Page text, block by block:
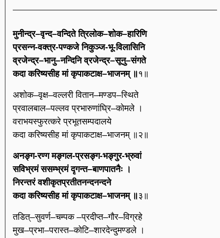
मुनीन्द्र–वृन्द–वन्दिते त्रिलोक–शोक–हारिणि
प्रसन्न-वक्त्र-पण्कजे निकुञ्ज-भू-विलासिनि
व्रजेन्द्र–भानु–नन्दिनि व्रजेन्द्र–सूनु–संगते
कदा करिष्यसीह मां कृपाकटाक्ष–भाजनम् ॥ १॥
अशोक–वृक्ष–वल्लरी वितान–मण्डप–स्थिते
प्रवालबाल–पल्लव प्रभारुणांघ्रि–कोमले ।
वराभयस्फुरत्करे प्रभूतसम्पदालये
कदा करिष्यसीह मां कृपाकटाक्ष–भाजनम् ॥२॥
अनङ्ग-रण्ग मङ्गल-प्रसङ्ग-भङ्गुर-भ्रुवां
सविभ्रमं ससम्भ्रमं दृगन्त–बाणपातनैः ।
निरन्तरं वशीकृतप्रतीतनन्दनन्दने
कदा करिष्यसीह मां कृपाकटाक्ष–भाजनम् ॥ ३॥
तडित्–सुवर्ण–चम्पक –प्रदीप्त–गौर–विग्रहे
मुख–प्रभा–परास्त–कोटि–शारदेन्दुमण्डले ।